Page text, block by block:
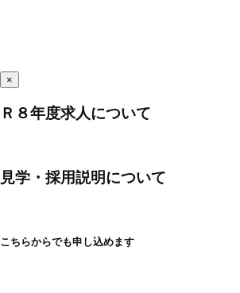
×
Ｒ８年度求人について
見学・採用説明について
こちらからでも申し込めます